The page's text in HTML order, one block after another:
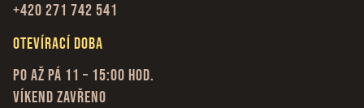
+420 271 742 541
Otevírací doba
Po až Pá 11 – 15:00 hod.
Víkend zavřeno